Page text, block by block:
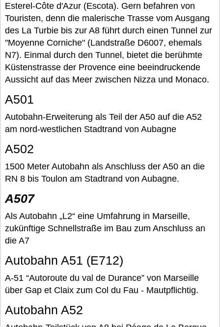
Esterel-Côte d'Azur (Escota). Gern befahren von
Touristen, denn die malerische Trasse vom Ausgang
des La Turbie bis zur A8 führt durch einen Tunnel zur
"Moyenne Corniche" (Landstraße D6007, ehemals
N7). Einmal durch den Tunnel, bietet die berühmte
Küstenstrasse der Provence eine beeindruckende
Aussicht auf das Meer zwischen Nizza und Monaco.
A501
Autobahn-Erweiterung als Teil der A50 auf die A52
am nord-westlichen Stadtrand von Aubagne
A502
1500 Meter Autobahn als Anschluss der A50 an die
RN 8 bis Toulon am Stadtrand von Aubagne.
A507
Als Autobahn „L2“ eine Umfahrung in Marseille,
zukünftige Schnellstraße im Bau zum Anschluss an
die A7
Autobahn A51 (E712)
A-51 “Autoroute du val de Durance” von Marseille
über Gap et Claix zum Col du Fau - Mautpflichtig.
Autobahn A52